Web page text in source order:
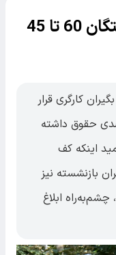
حقوق کدام گروه از بازنشستگان 60 تا 45
کارگری قرار
مصوبه افزایش ۶۰ درصدی حقوق داشته
اینکه کف
بازنشسته نیز
چشم‌به‌راه ابلاغ